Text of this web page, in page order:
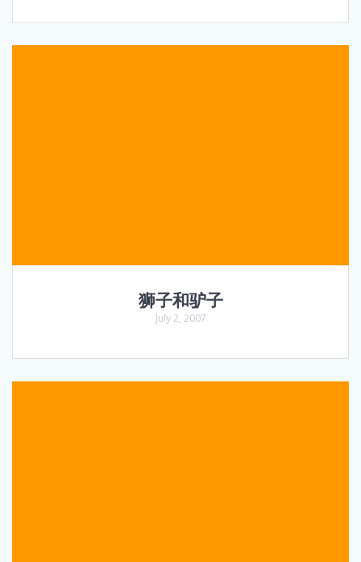
狮子和驴子
July 2, 2007